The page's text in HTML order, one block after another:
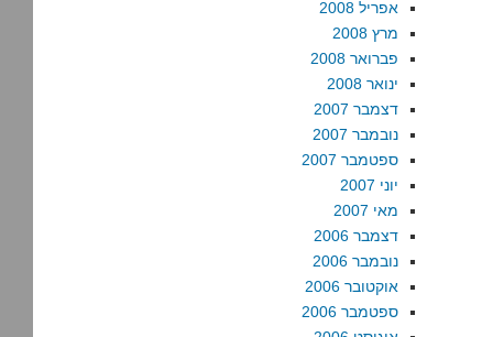
אפריל 2008
מרץ 2008
פברואר 2008
ינואר 2008
דצמבר 2007
נובמבר 2007
ספטמבר 2007
יוני 2007
מאי 2007
דצמבר 2006
נובמבר 2006
אוקטובר 2006
ספטמבר 2006